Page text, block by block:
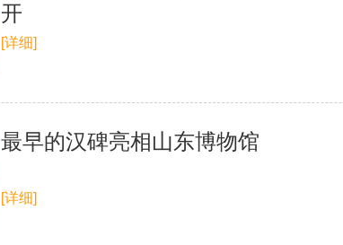
开
[详细]
最早的汉碑亮相山东博物馆
[详细]